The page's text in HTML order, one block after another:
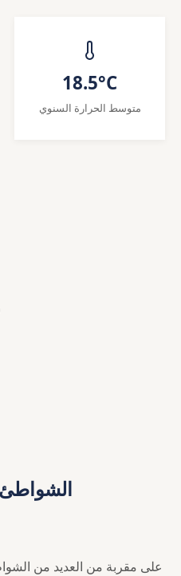
18.5°C
متوسط الحرارة السنوي
الشواطئ